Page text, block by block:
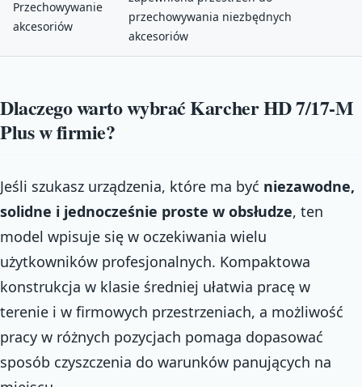
Przechowywanie
akcesoriów
przechowywania niezbędnych
akcesoriów
Dlaczego warto wybrać Karcher HD 7/17-M
Plus w firmie?
Jeśli szukasz urządzenia, które ma być niezawodne,
solidne i jednocześnie proste w obsłudze, ten
model wpisuje się w oczekiwania wielu
użytkowników profesjonalnych. Kompaktowa
konstrukcja w klasie średniej ułatwia pracę w
terenie i w firmowych przestrzeniach, a możliwość
pracy w różnych pozycjach pomaga dopasować
sposób czyszczenia do warunków panujących na